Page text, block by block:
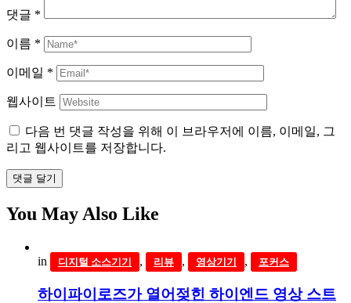
댓글 *
이름 *
이메일 *
웹사이트
다음 번 댓글 작성을 위해 이 브라우저에 이름, 이메일, 그
리고 웹사이트를 저장합니다.
댓글 달기
You May Also Like
in 디지털 소스기기 , 리뷰 , 영상기기 , 포커스
하이파이로즈가 열어젖힌 하이엔드 영상 스트